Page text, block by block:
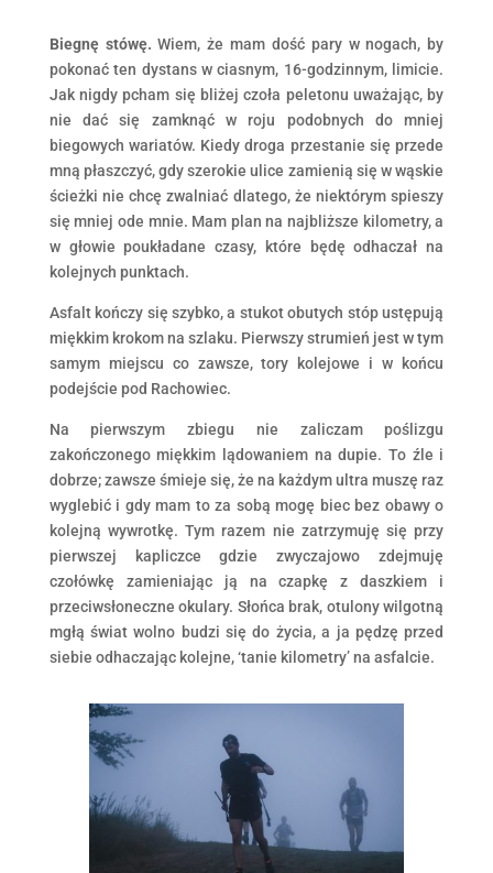
Biegnę stówę. Wiem, że mam dość pary w nogach, by
pokonać ten dystans w ciasnym, 16-godzinnym, limicie.
Jak nigdy pcham się bliżej czoła peletonu uważając, by
nie dać się zamknąć w roju podobnych do mniej
biegowych wariatów. Kiedy droga przestanie się przede
mną płaszczyć, gdy szerokie ulice zamienią się w wąskie
ścieżki nie chcę zwalniać dlatego, że niektórym spieszy
się mniej ode mnie. Mam plan na najbliższe kilometry, a
w głowie poukładane czasy, które będę odhaczał na
kolejnych punktach.
Asfalt kończy się szybko, a stukot obutych stóp ustępują
miękkim krokom na szlaku. Pierwszy strumień jest w tym
samym miejscu co zawsze, tory kolejowe i w końcu
podejście pod Rachowiec.
Na pierwszym zbiegu nie zaliczam poślizgu
zakończonego miękkim lądowaniem na dupie. To źle i
dobrze; zawsze śmieje się, że na każdym ultra muszę raz
wyglebić i gdy mam to za sobą mogę biec bez obawy o
kolejną wywrotkę. Tym razem nie zatrzymuję się przy
pierwszej kapliczce gdzie zwyczajowo zdejmuję
czołówkę zamieniając ją na czapkę z daszkiem i
przeciwsłoneczne okulary. Słońca brak, otulony wilgotną
mgłą świat wolno budzi się do życia, a ja pędzę przed
siebie odhaczając kolejne, ‘tanie kilometry’ na asfalcie.